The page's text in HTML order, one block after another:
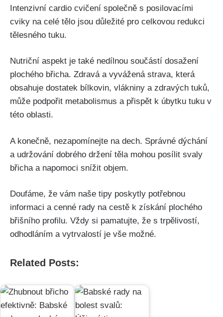
Intenzivní cardio cvičení⁢ společně s⁤ posilovacími
cviky na celé tělo jsou​ důležité pro‍ celkovou redukci
tělesného​ tuku.
Nutriční⁣ aspekt ‍je také⁤ nedílnou součástí dosažení
plochého břicha. Zdravá a vyvážená strava, která⁢
obsahuje dostatek bílkovin,‌ vlákniny ⁤a‌ zdravých⁤ tuků,⁣
může podpořit metabolismus ‌a přispět k úbytku tuku v
této oblasti.
A konečně, nezapomínejte na dech. Správné dýchání
a udržování‌ dobrého držení těla mohou posílit svaly
‌břicha a napomoci ⁤snížit ‍objem.
Doufáme, ⁣že vám naše tipy poskytly potřebnou
informaci ⁣a cenné rady​ na‌ cestě k získání plochého
břišního profilu.​ Vždy si pamatujte, že s trpělivostí,
odhodláním a vytrvalostí je vše⁤ možné.
Related Posts: